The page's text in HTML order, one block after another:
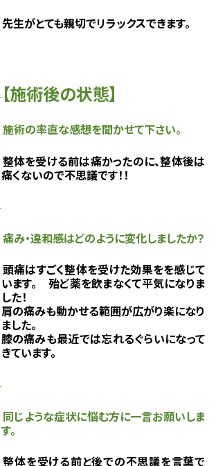
生がとても親切でリラックスできます。
【施術後の状態】
術の率直な感想を聞かせて下さい。
体を受ける前は痛かったのに、整体後は
痛くないので不思議です！！
み・違和感はどのように変化しましたか？
痛はすごく整体を受けた効果をを感じて
います。 殆ど薬を飲まなくて平気になりま
した！
肩の痛みも動かせる範囲が広がり楽になり
ました。
膝の痛みも最近では忘れるぐらいになって
きています。
じような症状に悩む方に一言お願いしま
す。
体を受ける前と後での不思議を言葉で